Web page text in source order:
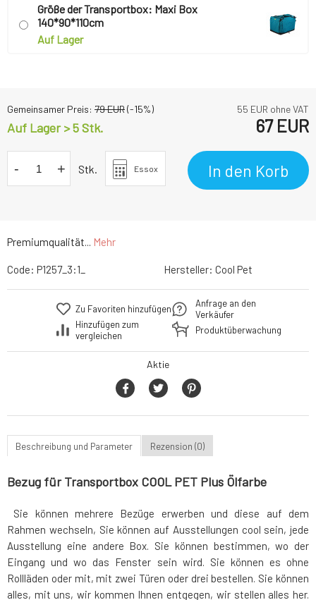
Premiumqualität... Mehr
Größe der Transportbox: Maxi Box
140*90*110cm
Auf Lager
Gemeinsamer Preis: 79EUR(-15%) 55 EUR ohne VAT
Auf Lager > 5 Stk. 67EUR
- + Stk. Essox In den Korb
Code: P1257_3:1_ Hersteller: Cool Pet
Zu Favoriten hinzufügen
Hinzufügen zum
vergleichen
Anfrage an den
Verkäufer
Produktüberwachung
Aktie
Beschreibung und Parameter Rezension (0)
Bezug für Transportbox COOL PET Plus Ölfarbe
Sie können mehrere Bezüge erwerben und diese auf dem
Rahmen wechseln, Sie können auf Ausstellungen cool sein, jede
Ausstellung eine andere Box. Sie können bestimmen, wo der
Eingang und wo das Fenster sein wird. Sie können es ohne
Rollläden oder mit, mit zwei Türen oder drei bestellen. Sie können
alles, mit uns, wir kommen Ihnen entgegen, wir stellen alles her.